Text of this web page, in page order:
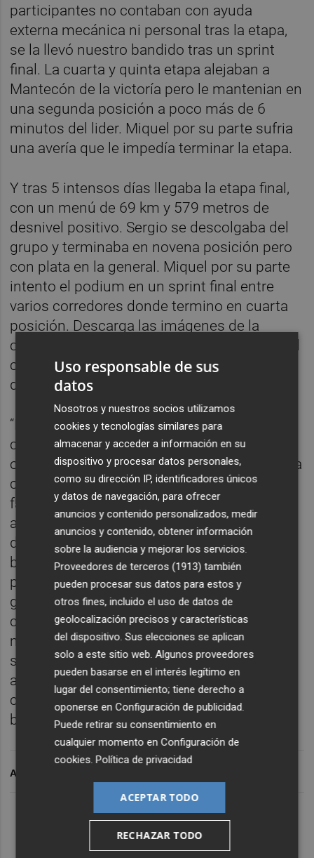
participantes no contaban con ayuda
externa mecánica ni personal tras la etapa,
se la llevó nuestro bandido tras un sprint
final. La cuarta y quinta etapa alejaban a
Mantecón de la victoría pero le mantenian en
una segunda posición a poco más de 6
minutos del lider. Miquel por su parte sufria
una avería que le impedía terminar la etapa.
Y tras 5 intensos días llegaba la etapa final,
con un menú de 69 km y 579 metros de
desnivel positivo. Sergio se descolgaba del
grupo y terminaba en novena posición pero
con plata en la general. Miquel por su parte
intento el podium en un sprint final entre
varios corredores donde termino en cuarta
posición. Descarga las imágenes de la
carrera en este enlace y no te pierdas todo el
contenido que hemos compartido a través
de nuestro canal de Instagram.
“Estoy bastante contento porque he
conseguido algo que no he conseguido
otros años que ha sido la regularidad. Es una
carrera muy diferente al resto, donde hay
factores diferentes como la navegación, la
autosuficiencia… y este año los hemos
dominado. Físicamente, me he encontrado
bien y esto hace que el balance final sea
positivo con esa segunda posición en la
general. Ha sido una carrera muy disputada
con Luis León Sánchez, un punto superior a
mi físicamente, pero yo técnicamente soy
superior a él así que hemos vivido un tira y
afloja muy bonito. Nos vamos muy
contentos y con un muy buen sabor de
boca", dijo Sergio Mantecón.
ARCHIVADO EN
Uso responsable de sus
datos
Nosotros y nuestros socios utilizamos
cookies y tecnologías similares para
almacenar y acceder a información en su
dispositivo y procesar datos personales,
como su dirección IP, identificadores únicos
y datos de navegación, para ofrecer
anuncios y contenido personalizados, medir
anuncios y contenido, obtener información
sobre la audiencia y mejorar los servicios.
Proveedores de terceros (1913) también
pueden procesar sus datos para estos y
otros fines, incluido el uso de datos de
geolocalización precisos y características
del dispositivo. Sus elecciones se aplican
solo a este sitio web. Algunos proveedores
pueden basarse en el interés legítimo en
lugar del consentimiento; tiene derecho a
oponerse enConfiguración de publicidad.
Puede retirar su consentimiento en
cualquier momento enConfiguración de
cookies.Política de privacidad
ACEPTAR TODO
RECHAZAR TODO